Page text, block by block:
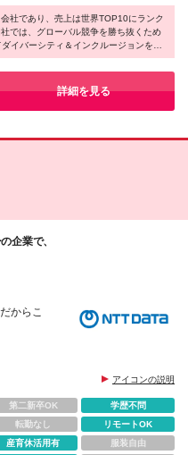
融・決済領域における新規サ
画に関するスキル、経験 など
社であり、売上は世界TOP10にランク
では、グローバル競争を勝ち抜くため
イバーシティ＆インクルージョンを推
その能力を最大限に発揮し、活躍でき
います。女性が働く上で素晴らしい環
とあなたも自分らしく働くことができ
詳細を見る
企業で、
からこ
アイコンの説明
第二新卒OK
学歴不問
転勤なし
リモートOK
産育休活用有
服装自由